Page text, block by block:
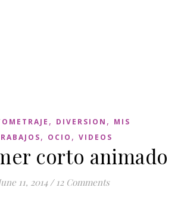
, DIVERSION , MIS
, OCIO , VIDEOS
corto animado
11, 2014 / 12 Comments